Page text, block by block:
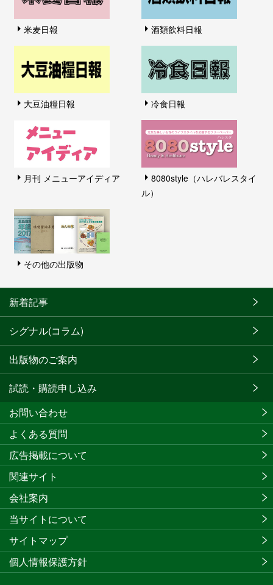
米麦日報 酒類飲料日報
大豆油糧日報 冷食日報
月刊 メニューアイディア
8080style（ハレバレスタイ
ル）
その他の出版物
新着記事
シグナル(コラム)
出版物のご案内
試読・購読申し込み
お問い合わせ
よくある質問
広告掲載について
関連サイト
会社案内
当サイトについて
サイトマップ
個人情報保護方針